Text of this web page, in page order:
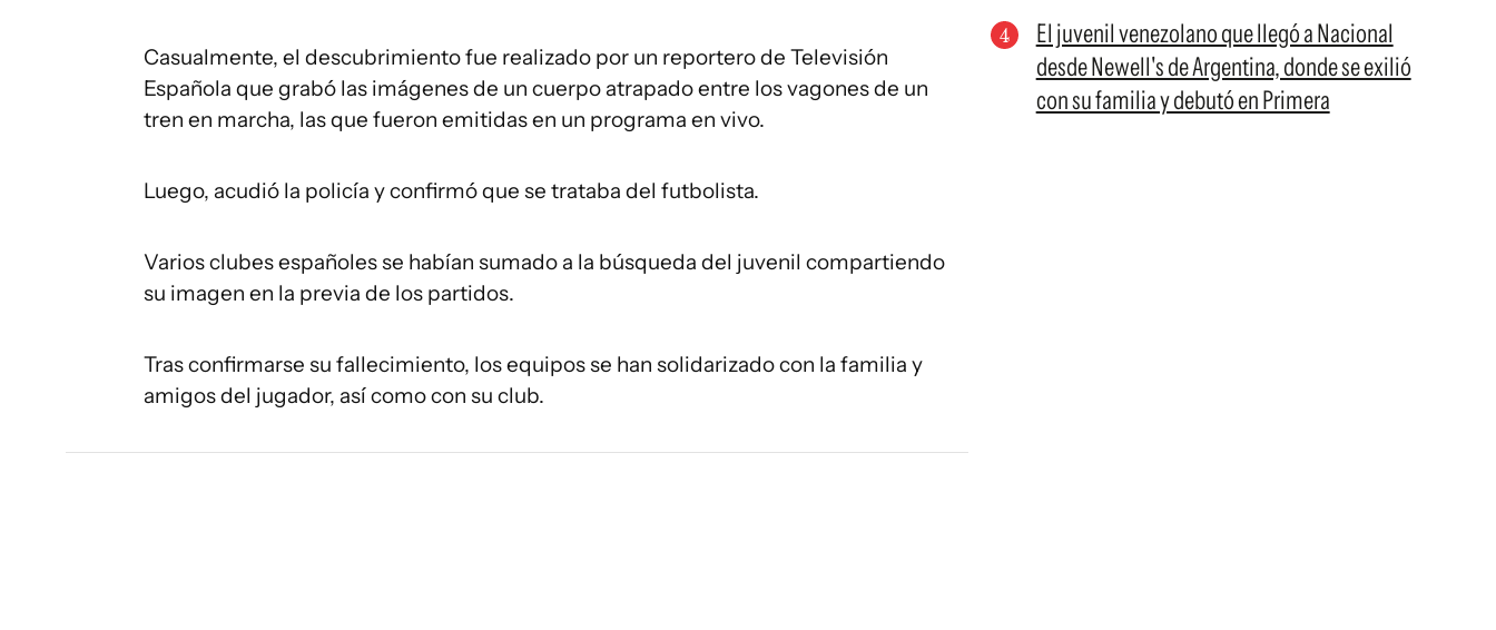
Casualmente, el descubrimiento fue realizado por un reportero de Televisión
Española que grabó las imágenes de un cuerpo atrapado entre los vagones de un
tren en marcha, las que fueron emitidas en un programa en vivo.
Luego, acudió la policía y confirmó que se trataba del futbolista.
Varios clubes españoles se habían sumado a la búsqueda del juvenil compartiendo
su imagen en la previa de los partidos.
Tras confirmarse su fallecimiento, los equipos se han solidarizado con la familia y
amigos del jugador, así como con su club.
El juvenil venezolano que llegó a Nacional
desde Newell's de Argentina, donde se exilió
con su familia y debutó en Primera